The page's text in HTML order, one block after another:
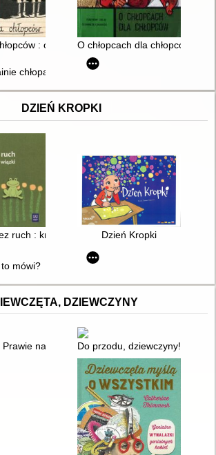
: o dorastaniu i dojrzewaniu
O chłopcach dla chłopców
chłopaków
DZIEŃ KROPKI
ruch : kropki, kreski, owale, wiązki
Dzień Kropki
mówi?
DZIEWCZYNY
Prawie nastolatki : poradnik dla rodziców dzieci
Do przodu, dziewczyny! :